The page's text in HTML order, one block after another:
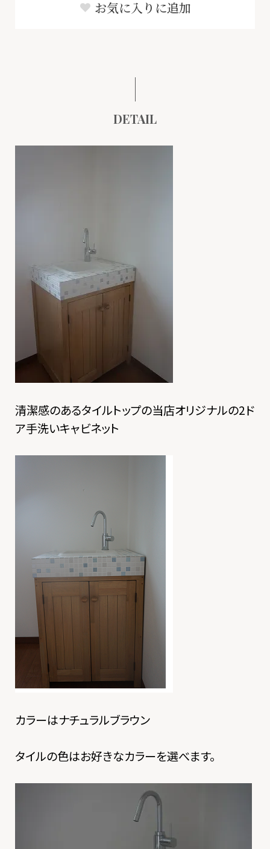
お気に入りに追加
DETAIL
清潔感のあるタイルトップの当店オリジナルの2ド
ア手洗いキャビネット
カラーはナチュラルブラウン
タイルの色はお好きなカラーを選べます。